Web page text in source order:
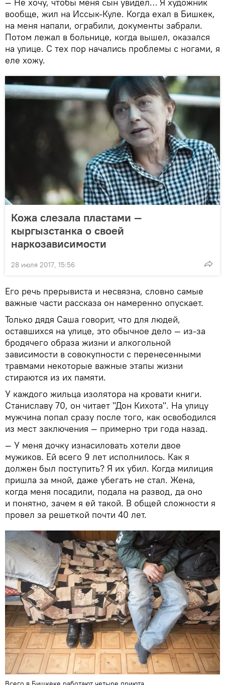
— Не хочу, чтобы меня сын увидел… Я художник
вообще, жил на Иссык-Куле. Когда ехал в Бишкек,
на меня напали, ограбили, документы забрали.
Потом лежал в больнице, когда вышел, оказался
на улице. С тех пор начались проблемы с ногами, я
еле хожу.
Кожа слезала пластами —
кыргызстанка о своей
наркозависимости
28 июля 2017, 15:56
Его речь прерывиста и несвязна, словно самые
важные части рассказа он намеренно опускает.
Только дядя Саша говорит, что для людей,
оставшихся на улице, это обычное дело — из-за
бродячего образа жизни и алкогольной
зависимости в совокупности с перенесенными
травмами некоторые важные этапы жизни
стираются из их памяти.
У каждого жильца изолятора на кровати книги.
Станиславу 70, он читает "Дон Кихота". На улицу
мужчина попал сразу после того, как освободился
из мест заключения — примерно три года назад.
— У меня дочку изнасиловать хотели двое
мужиков. Ей всего 9 лет исполнилось. Как я
должен был поступить? Я их убил. Когда милиция
пришла за мной, даже убегать не стал. Жена,
когда меня посадили, подала на развод, да оно
и понятно, зачем я ей такой. В общей сложности я
провел за решеткой почти 40 лет.